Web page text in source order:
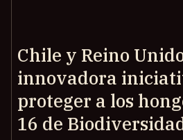
Chile y Reino
innovadora
proteger a los
16 de